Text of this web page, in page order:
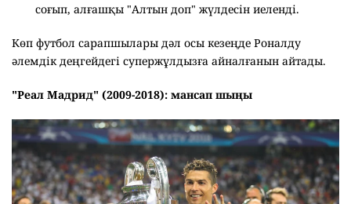
соғып, алғашқы "Алтын доп" жүлдесін иеленді.
Көп футбол сарапшылары дәл осы кезеңде Роналду
әлемдік деңгейдегі супержұлдызға айналғанын айтады.
"Реал Мадрид" (2009-2018): мансап шыңы